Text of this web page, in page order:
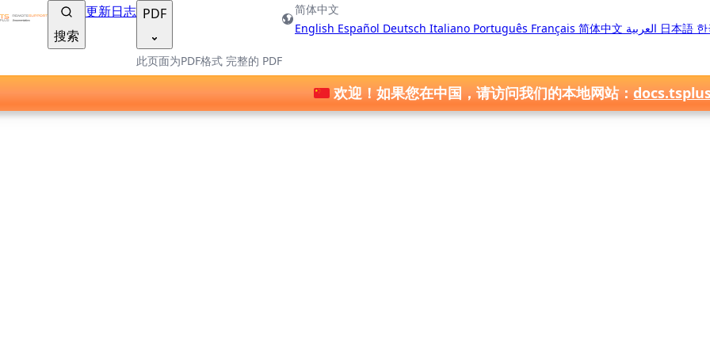
TSplus 文档 ®
搜索
更新日志 PDF
此页面为PDF格式 完整的 PDF
简体中文
English Español Deutsch Italiano Português Français 简体中文 日本語
欢迎！如果您在中国，请访问我们的本地网站：